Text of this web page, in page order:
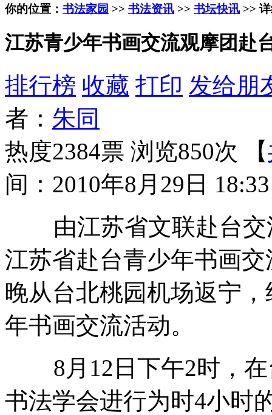
你的位置： 书法家园 >> 书法资讯 >> 书坛快讯 >>
江苏青少年书画交流观摩团赴
排行榜 收藏 打印 发给朋
者： 朱同
热度2384票 浏览850次 【
间：2010年8月29日 18:33
由江苏省文联赴台交
江苏省赴台青少年书画
晚从台北桃园机场返宁
年书画交流活动。
8月12日下午2时，在
书法学会进行为时4小时